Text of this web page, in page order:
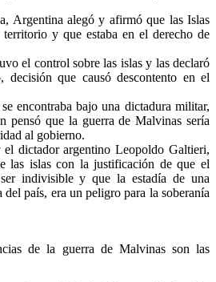
Argentina alegó y afirmó que las Islas
y que estaba en el derecho de
el control sobre las islas y las declaró
que causó descontento en el
encontraba bajo una dictadura militar,
pensó que la guerra de Malvinas sería
al gobierno.
dictador argentino Leopoldo Galtieri,
las islas con la justificación de que el
indivisible y que la estadía de una
del país, era un peligro para la soberanía
de la guerra de Malvinas son las